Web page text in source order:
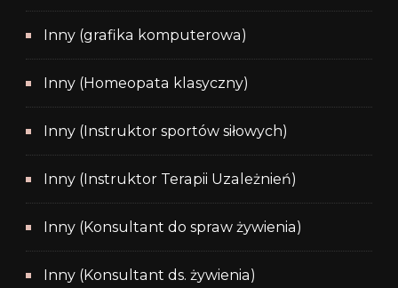
Inny (grafika komputerowa)
Inny (Homeopata klasyczny)
Inny (Instruktor sportów siłowych)
Inny (Instruktor Terapii Uzależnień)
Inny (Konsultant do spraw żywienia)
Inny (Konsultant ds. żywienia)